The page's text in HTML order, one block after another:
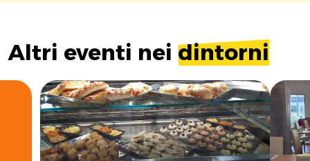
Altri eventi nei dintorni